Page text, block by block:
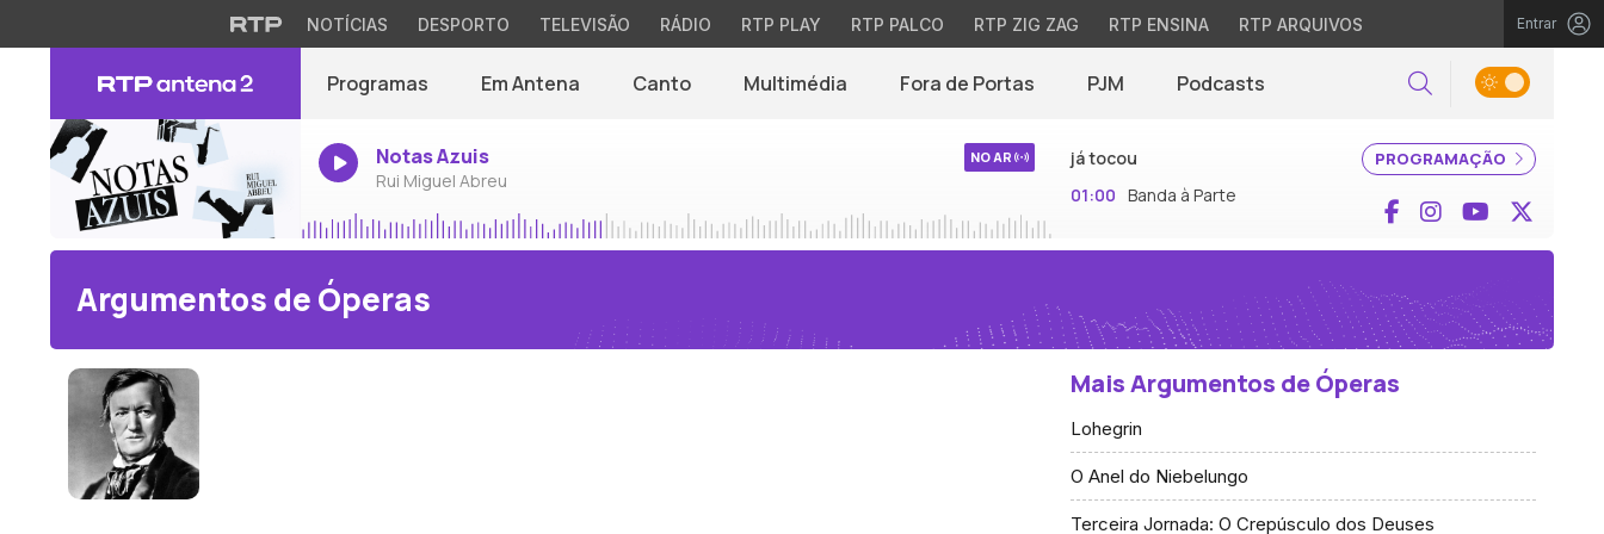
NOTÍCIAS DESPORTO TELEVISÃO RÁDIO RTP PLAY RTP PALCO RTP ZIG ZAG RTP ENSINA RTP ARQUIVOS Entrar
Programas Em Antena Canto Multimédia Fora de Portas PJM Podcasts Pesquisar
Notas Azuis
Rui Miguel Abreu
NO AR PROGRAMAÇÃO
já tocou
01:00 Banda à Parte Facebook
InstagramYouTube
Argumentos de Óperas
Mais Argumentos de Óperas
Lohegrin
O Anel do Niebelungo
Terceira Jornada: O Crepúsculo dos Deuses